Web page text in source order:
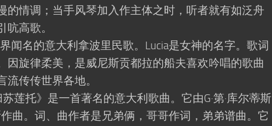
的情调；当手风琴加入作主体之时，听者就有如泛舟
高歌。
闻名的意大利拿波里民歌。Lucia是女神的名字。歌词
因旋律柔美，是威尼斯贡都拉的船夫喜欢吟唱的歌曲
传传世界各地。
莲托》是一首著名的意大利歌曲。它由G·第·库尔蒂斯
曲。词、曲作者是兄弟俩，哥哥作词，弟弟谱曲。它